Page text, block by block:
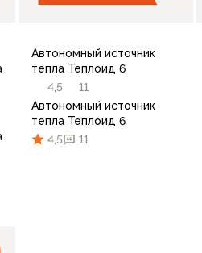
Автономный источник
тепла Теплоид 6
4,5
11
Автономный источник
тепла Теплоид 6
4,5
11